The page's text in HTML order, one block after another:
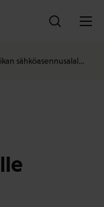
sähköasennusalal…